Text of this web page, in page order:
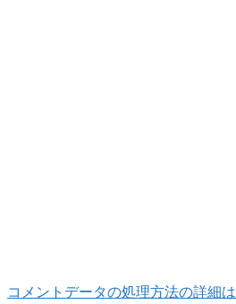
コメントデータの処理方法の詳細は